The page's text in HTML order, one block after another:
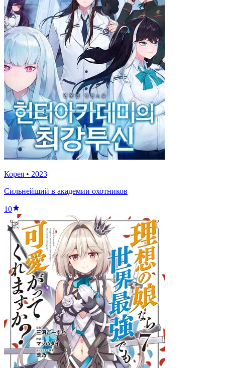
Корея • 2023
Сильнейший в академии охотников
10